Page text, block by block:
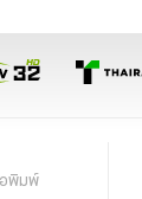
พิมพ์